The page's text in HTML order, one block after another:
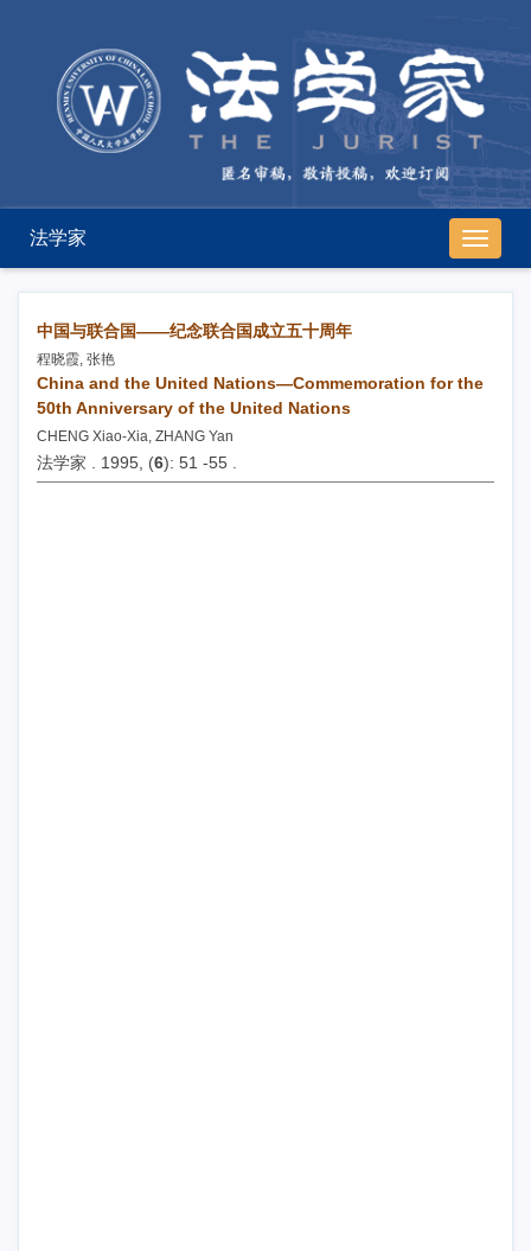
导
航
切
法学家
中国与联合国——纪念联合国成立五十周年
程晓霞, 张艳
China and the United Nations—Commemoration for the
50th Anniversary of the United Nations
CHENG Xiao-Xia, ZHANG Yan
法学家 . 1995, (6): 51 -55 .